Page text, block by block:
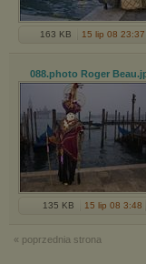
163 KB 15 lip 08 23:37
088.photo Roger Beau
135 KB 15 lip 08 3:48
« poprzednia strona